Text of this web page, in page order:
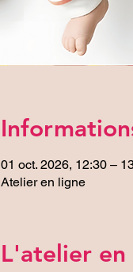
01 oct. 2026, 12:30 –
Atelier en ligne
L'atelier en